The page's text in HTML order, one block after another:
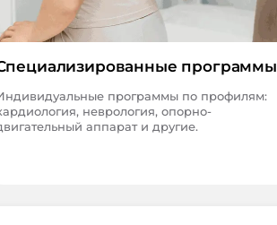
программы
программы по профилям:
неврология, опорно-
аппарат и другие.